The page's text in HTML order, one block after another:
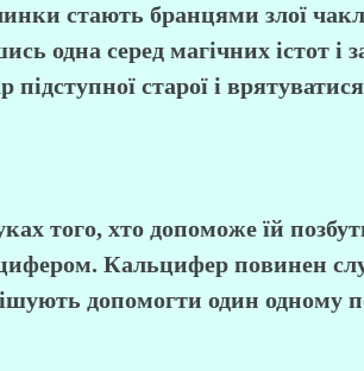
стають бранцями злої
одна серед магічних істот і
старої і
того, хто допоможе їй
Кальцифер повинен
допомогти один одному